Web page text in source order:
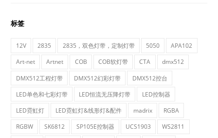
标签
12V 2835 2835，双色灯带，定制灯带 5050
APA102
Art-net
Artnet COB COB软灯带 CTA
dmx512
DMX512工程灯带
DMX512幻彩灯带
DMX512控台
LED单色和七彩灯带
LED恒流无压降灯带
LED控制器
LED霓虹灯
LED霓虹灯&线形灯&配件 madrix
RGBA
RGBW
SK6812 SP105E控制器 UCS1903
WS2811